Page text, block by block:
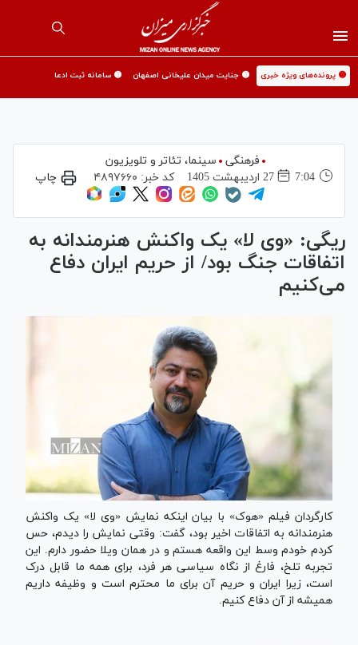
🟡 پرونده‌های ویژه خبری 🟡 جنایت میدان علیخانی اصفهان 🟡 سامانه ثبت ادعا
فرهنگی
سینما،‌ تئاتر و تلویزیون
7:04
27 ارديبهشت 1405 کد خبر: ۴۸۹۷۶۶۰ چاپ
ریگی: «وی لا» یک واکنش هنرمندانه به
اتفاقات جنگ بود/ از حریم ایران دفاع
می‌کنیم
کارگردان فیلم «هوک» با بیان اینکه نمایش «وی لا» یک واکنش
هنرمندانه به اتفاقات اخیر بود، گفت: وقتی نمایش را دیدم، حس
کردم خودم وسط این واقعه هستم و در همان ویلا حضور دارم. این
تجربه تلخ، فارغ از نگاه سیاسی هر فرد، برای همه ما قابل درک
است، زیرا ایران و حریم آن برای ما محترم است و وظیفه داریم
همیشه از آن دفاع کنیم.